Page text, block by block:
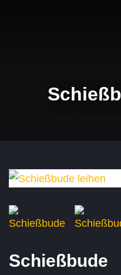
Schießbude